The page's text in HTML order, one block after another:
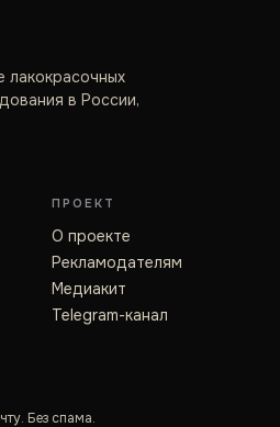
лакокрасочных
в России,
ПРОЕКТ
О проекте
Рекламодателям
Медиакит
Telegram-канал
Без спама.